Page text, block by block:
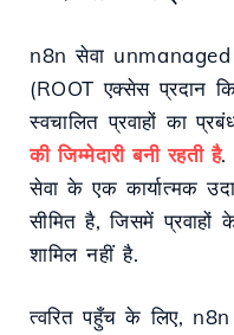
n8n सेवा unmanaged
(ROOT एक्सेस प्रदान
स्वचालित प्रवाहों का
की जिम्मेदारी बनी रहती है.
सेवा के एक कार्यात्मक
सीमित है, जिसमें प्रवाहों
शामिल नहीं है.
त्वरित पहुँच के लिए,